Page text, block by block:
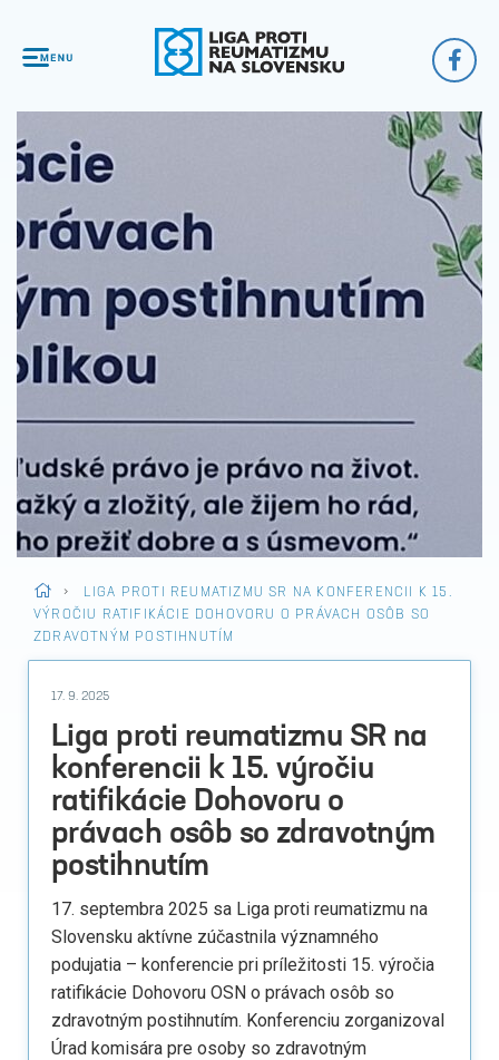
>
LIGA PROTI REUMATIZMU SR NA KONFERENCII K 15.
VÝROČIU RATIFIKÁCIE DOHOVORU O PRÁVACH OSÔB SO
ZDRAVOTNÝM POSTIHNUTÍM
17. 9. 2025
Liga proti reumatizmu SR na
konferencii k 15. výročiu
ratifikácie Dohovoru o
právach osôb so zdravotným
postihnutím
17. septembra 2025 sa Liga proti reumatizmu na
Slovensku aktívne zúčastnila významného
podujatia – konferencie pri príležitosti 15. výročia
ratifikácie Dohovoru OSN o právach osôb so
zdravotným postihnutím. Konferenciu zorganizoval
Úrad komisára pre osoby so zdravotným